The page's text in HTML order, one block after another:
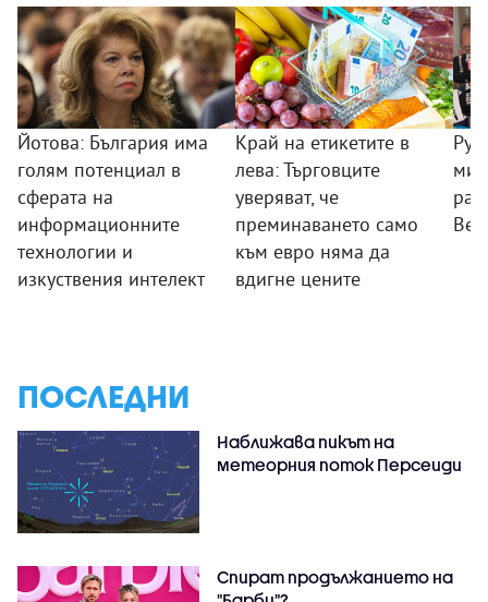
Йотова: България има
голям потенциал в
сферата на
информационните
технологии и
изкуствения интелект
Край на етикетите в
лева: Търговците
уверяват, че
преминаването само
към евро няма да
вдигне цените
ПОСЛЕДНИ
Наближава пикът на
метеорния поток Персеиди
Спират продължанието на